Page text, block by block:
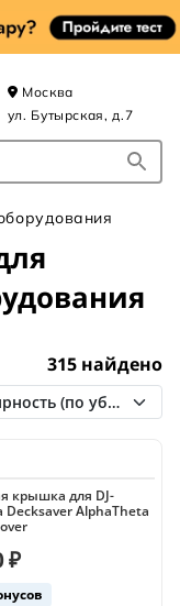
Москва
ул. Бутырская, д.7
315 найдено
крышка для DJ-
AlphaTheta
₽